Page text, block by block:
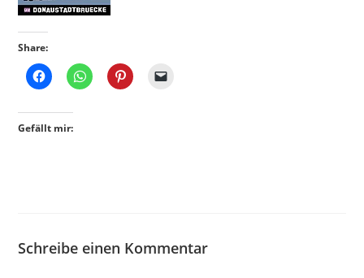
Share:
Gefällt mir:
Schreibe einen Kommentar